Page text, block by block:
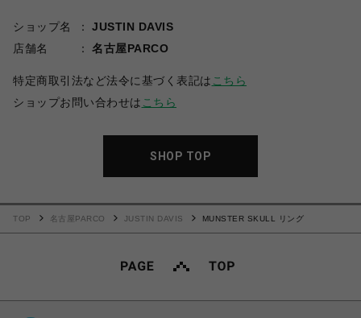
ショップ名
JUSTIN DAVIS
店舗名
名古屋PARCO
特定商取引法など法令に基づく表記は こちら
ショップお問い合わせは こちら
SHOP TOP
TOP 名古屋PARCO JUSTIN DAVIS MUNSTER SKULL リング